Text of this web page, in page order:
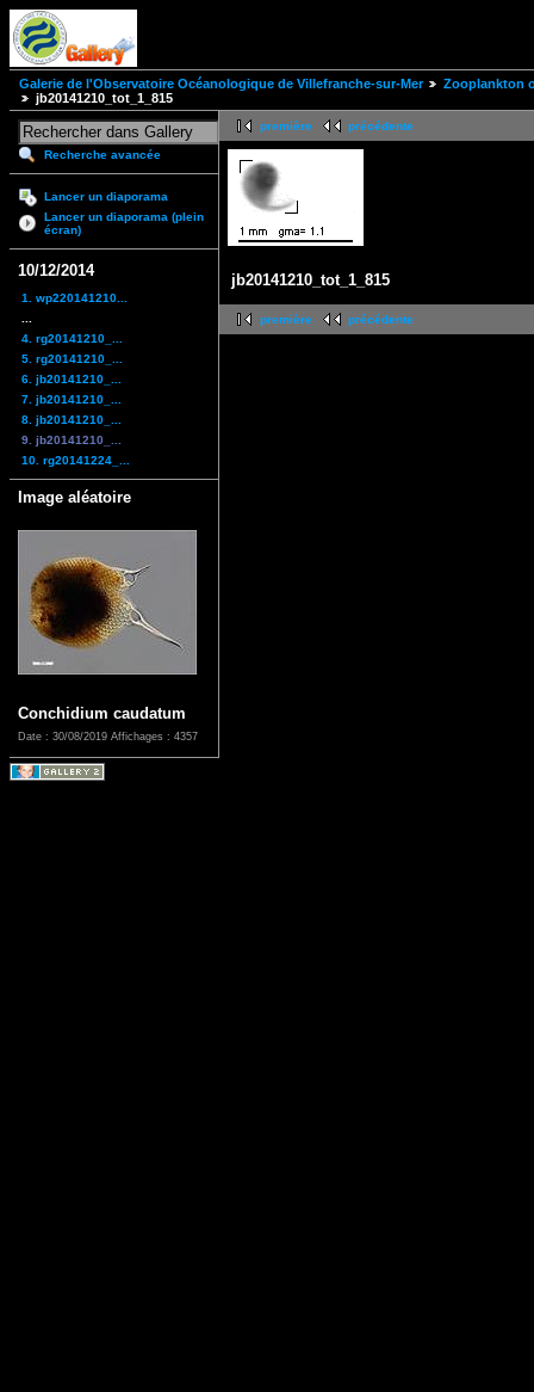
Galerie de l'Observatoire Océanologique de Villefranche-sur-Mer
Zooplankton
jb20141210_tot_1_815
Recherche avancée
Lancer un diaporama
Lancer un diaporama (plein
écran)
10/12/2014
1. wp220141210...
4. rg20141210_...
5. rg20141210_...
6. jb20141210_...
7. jb20141210_...
8. jb20141210_...
9. jb20141210_...
10. rg20141224_...
Image aléatoire
Conchidium caudatum
Date : 30/08/2019 Affichages : 4357
première précédente
jb20141210_tot_1_815
première précédente